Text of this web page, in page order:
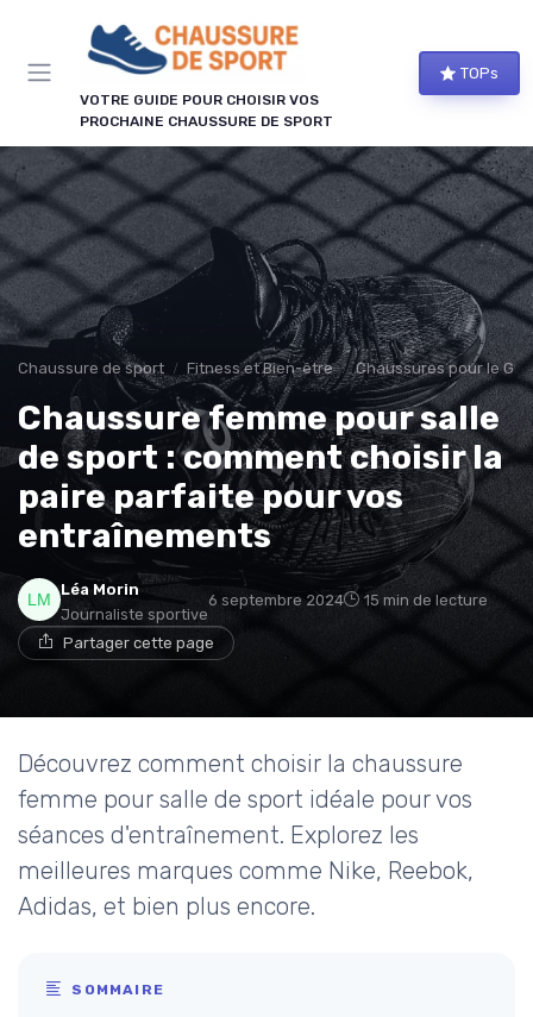
VOTRE GUIDE POUR CHOISIR VOS
PROCHAINE CHAUSSURE DE SPORT
TOPs
Chaussure de sport Fitness et Bien-être Chaussures pour le
Chaussure femme pour salle
de sport : comment choisir la
paire parfaite pour vos
entraînements
Léa Morin
Journaliste sportive
6 septembre 2024 15 min de lecture
Partager cette page
Découvrez comment choisir la chaussure
femme pour salle de sport idéale pour vos
séances d'entraînement. Explorez les
meilleures marques comme Nike, Reebok,
Adidas, et bien plus encore.
SOMMAIRE